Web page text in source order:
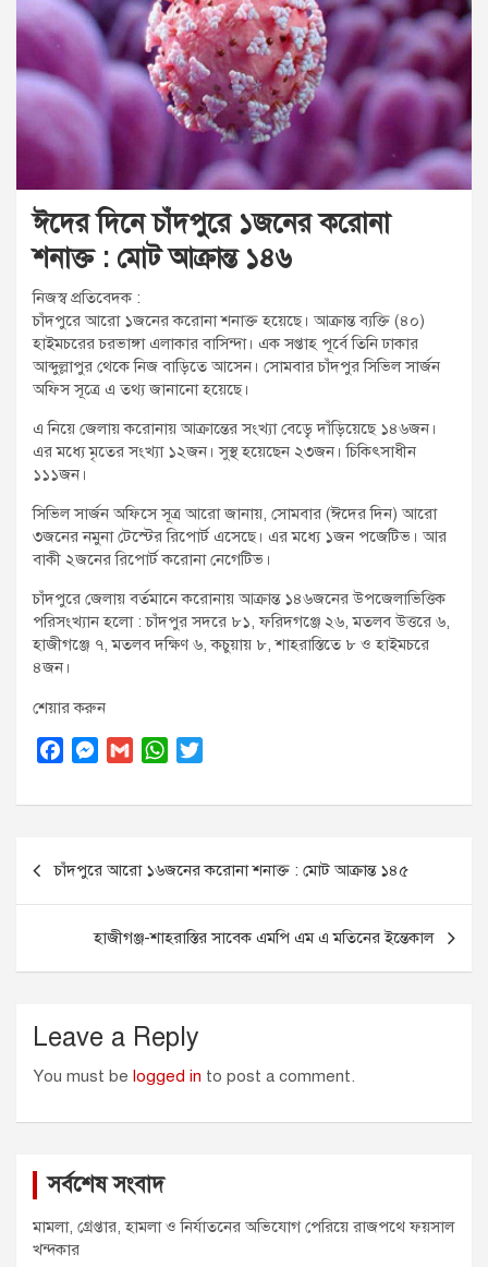
t
:
ঈদের দিনে চাঁদপুরে ১জনের করোনা
শনাক্ত : মোট আক্রান্ত ১৪৬
নিজস্ব প্রতিবেদক :
চাঁদপুরে আরো ১জনের করোনা শনাক্ত হয়েছে। আক্রান্ত ব্যক্তি (৪০)
হাইমচরের চরভাঙ্গা এলাকার বাসিন্দা। এক সপ্তাহ পূর্বে তিনি ঢাকার
আব্দুল্লাপুর থেকে নিজ বাড়িতে আসেন। সোমবার চাঁদপুর সিভিল সার্জন
অফিস সূত্রে এ তথ্য জানানো হয়েছে।
এ নিয়ে জেলায় করোনায় আক্রান্তের সংখ্যা বেড়েৃ দাঁড়িয়েছে ১৪৬জন।
এর মধ্যে মৃতের সংখ্যা ১২জন। সুস্থ হয়েছেন ২৩জন। চিকিৎসাধীন
১১১জন।
সিভিল সার্জন অফিসে সূত্র আরো জানায়, সোমবার (ঈদের দিন) আরো
৩জনের নমুনা টেস্টের রিপোর্ট এসেছে। এর মধ্যে ১জন পজেটিভ। আর
বাকী ২জনের রিপোর্ট করোনা নেগেটিভ।
চাঁদপুরে জেলায় বর্তমানে করোনায় আক্রান্ত ১৪৬জনের উপজেলাভিত্তিক
পরিসংখ্যান হলো : চাঁদপুর সদরে ৮১, ফরিদগঞ্জে ২৬, মতলব উত্তরে ৬,
হাজীগঞ্জে ৭, মতলব দক্ষিণ ৬, কচুয়ায় ৮, শাহরাস্তিতে ৮ ও হাইমচরে
৪জন।
শেয়ার করুন
c
o
o
M
s
n
g
e
G
a
W
a
A
p
p
i
e
r
Post
navigation
চাঁদপুরে আরো ১৬জনের করোনা শনাক্ত : মোট আক্রান্ত ১৪৫
হাজীগঞ্জ-শাহরাস্তির সাবেক এমপি এম এ মতিনের ইন্তেকাল
Leave a Reply
You must be logged in to post a comment.
সর্বশেষ সংবাদ
মামলা, গ্রেপ্তার, হামলা ও নির্যাতনের অভিযোগ পেরিয়ে রাজপথে ফয়সাল
খন্দকার